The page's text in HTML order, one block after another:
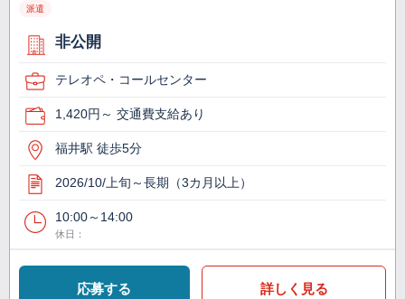
派遣
非公開
テレオペ・コールセンター
1,420円～ 交通費支給あり
福井駅 徒歩5分
2026/10/上旬～長期（3カ月以上）
10:00～14:00
休日：
応募する 詳しく見る